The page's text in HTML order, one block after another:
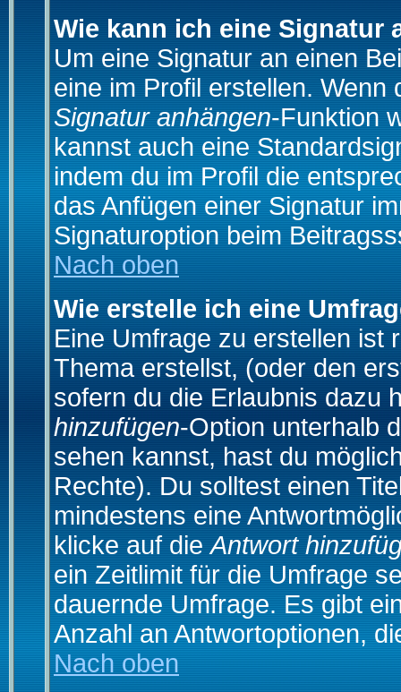
Wie kann ich eine Signatur
Um eine Signatur an einen
eine im Profil erstellen.
Signatur anhängen-Funktion
kannst auch eine
indem du im Profil die
das Anfügen einer Signatur
Signaturoption beim
Nach oben
Wie erstelle ich eine
Eine Umfrage zu erstellen ist
Thema erstellst, (oder den
sofern du die Erlaubnis dazu
hinzufügen-Option unterhalb
sehen kannst, hast du
Rechte). Du solltest einen
mindestens eine
klicke auf dieAntwort
ein Zeitlimit für die Umfrage
dauernde Umfrage. Es gibt
Anzahl an Antwortoptionen,
Nach oben